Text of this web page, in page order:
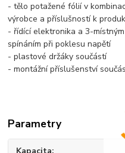
- tělo potažené fólií v
výrobce a příslušností k
- řídící elektronika a 3-
spínáním při poklesu napětí
- plastové držáky součástí
- montážní příslušenství
Parametry